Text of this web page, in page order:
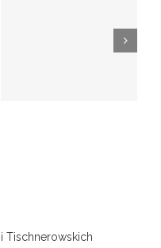
Program 20. Dni
Tischnerowskich